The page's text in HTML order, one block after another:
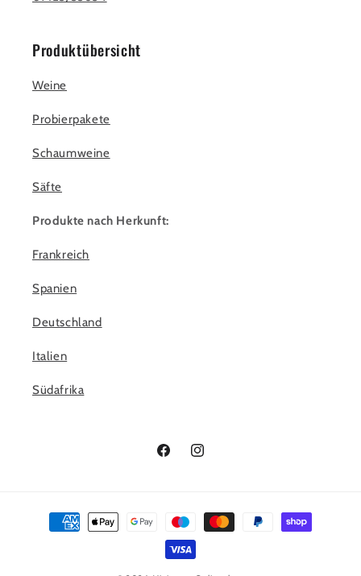
Produktübersicht
Weine
Probierpakete
Schaumweine
Säfte
Produkte nach Herkunft:
Frankreich
Spanien
Deutschland
Italien
Südafrika
FacebookInstagram
Zahlungsmethoden